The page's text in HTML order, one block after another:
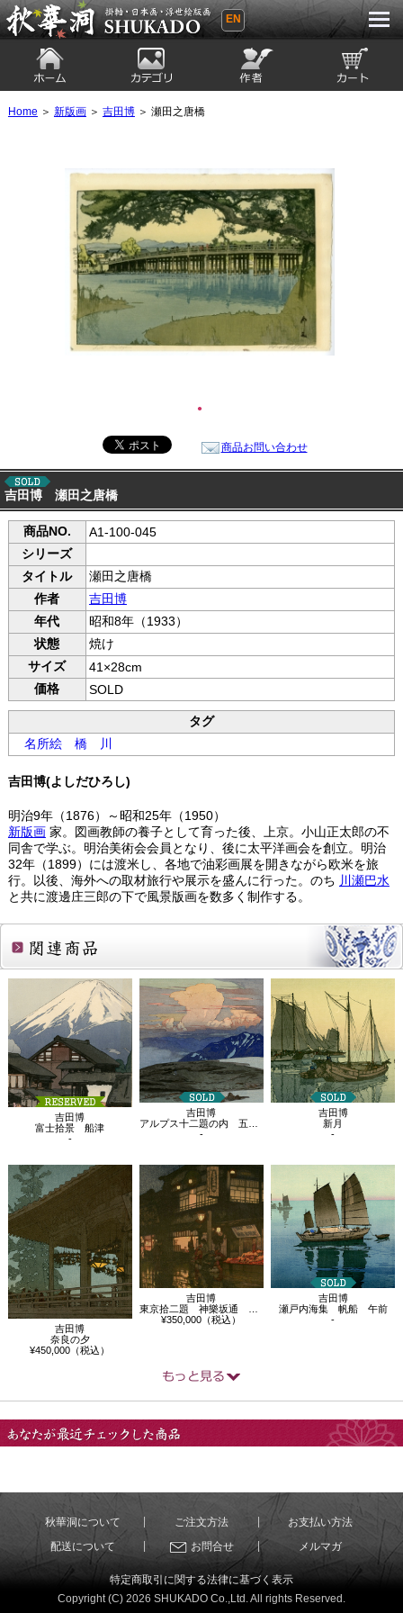
秋華洞 SHUKADO 掛軸・日本画・浮世
EN
Home ＞ 新版画＞ 吉田博＞ 瀬田之唐橋
●
商品お問い合わせ
吉田博 瀬田之唐橋
商品NO.
A1-100-045
シリーズ
タイトル
瀬田之唐橋
作者
吉田博
年代
昭和8年（1933）
状態
焼け
サイズ
41×28cm
価格
SOLD
タグ
名所絵橋川
吉田博(よしだひろし)
明治9年（1876）～昭和25年（1950）
新版画家。図画教師の養子として育った後、上京。小山正太郎の不
同舎で学ぶ。明治美術会会員となり、後に太平洋画会を創立。明治
32年（1899）には渡米し、各地で油彩画展を開きながら欧米を旅
行。以後、海外への取材旅行や展示を盛んに行った。のち 川瀬巴水
と共に渡邊庄三郎の下で風景版画を数多く制作する。
関連商品
吉田博
富士拾景 船津
-
吉田博
アルプス十二題の内 五色原
-
吉田博
新月
-
吉田博
奈良の夕
¥450,000（税込）
吉田博
東京拾二題 神樂坂通 雨後の夜
¥350,000（税込）
吉田博
瀬戸内海集 帆船 午前
-
秋華洞について ご注文方法
お支払い方法
配送について
お問合せ メルマガ
特定商取引に関する法律に基づく表示
Copyright (C) 2026 SHUKADO Co.,Ltd. All rights Reserved.